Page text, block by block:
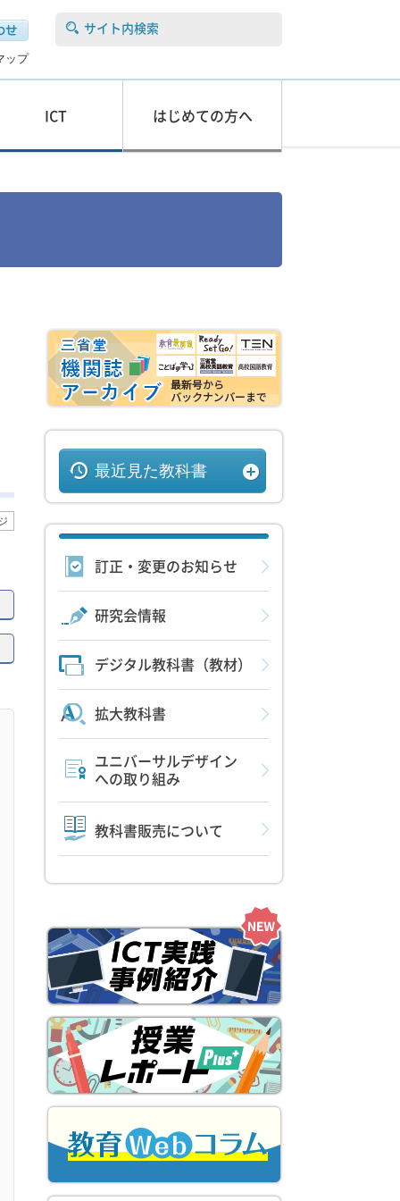
サイト内検索
ップ
ICT はじめての方へ
最近見た教科書
訂正・変更のお知らせ
研究会情報
デジタル教科書（教材）
拡大教科書
ユニバーサルデザイン
への取り組み
教科書販売について